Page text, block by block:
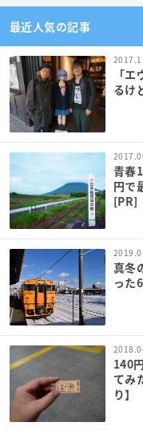
最近人気の記事
「
るけ
青春
円で
[PR]
真冬
った
140
てみ
り】